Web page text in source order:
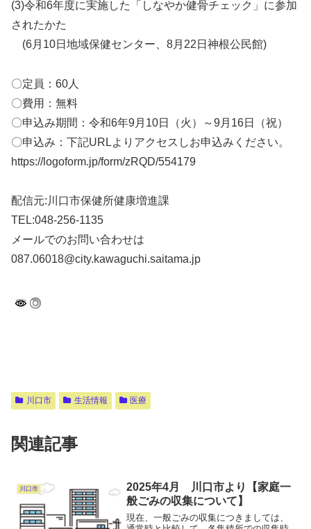
(3)令和6年度に実施した「しなやか健骨チェック」に参加
されたかた
(6月10日地域保健センター、8月22日神根公民館)
〇定員：60人
〇費用：無料
〇申込み期間：令和6年9月10日（火）～9月16日（祝）
〇申込み：下記URLよりアクセスしお申込みください。
https://logoform.jp/form/zRQD/554179
配信元:川口市保健所健康増進課
TEL:048-256-1135
メールでのお問い合わせは
087.06018@city.kawaguchi.saitama.jp
川口市 生活情報 医療
関連記事
川口市
2025年4月 川口市より【家庭一
般ごみの収集について】
現在、一般ごみの収集につきましては、